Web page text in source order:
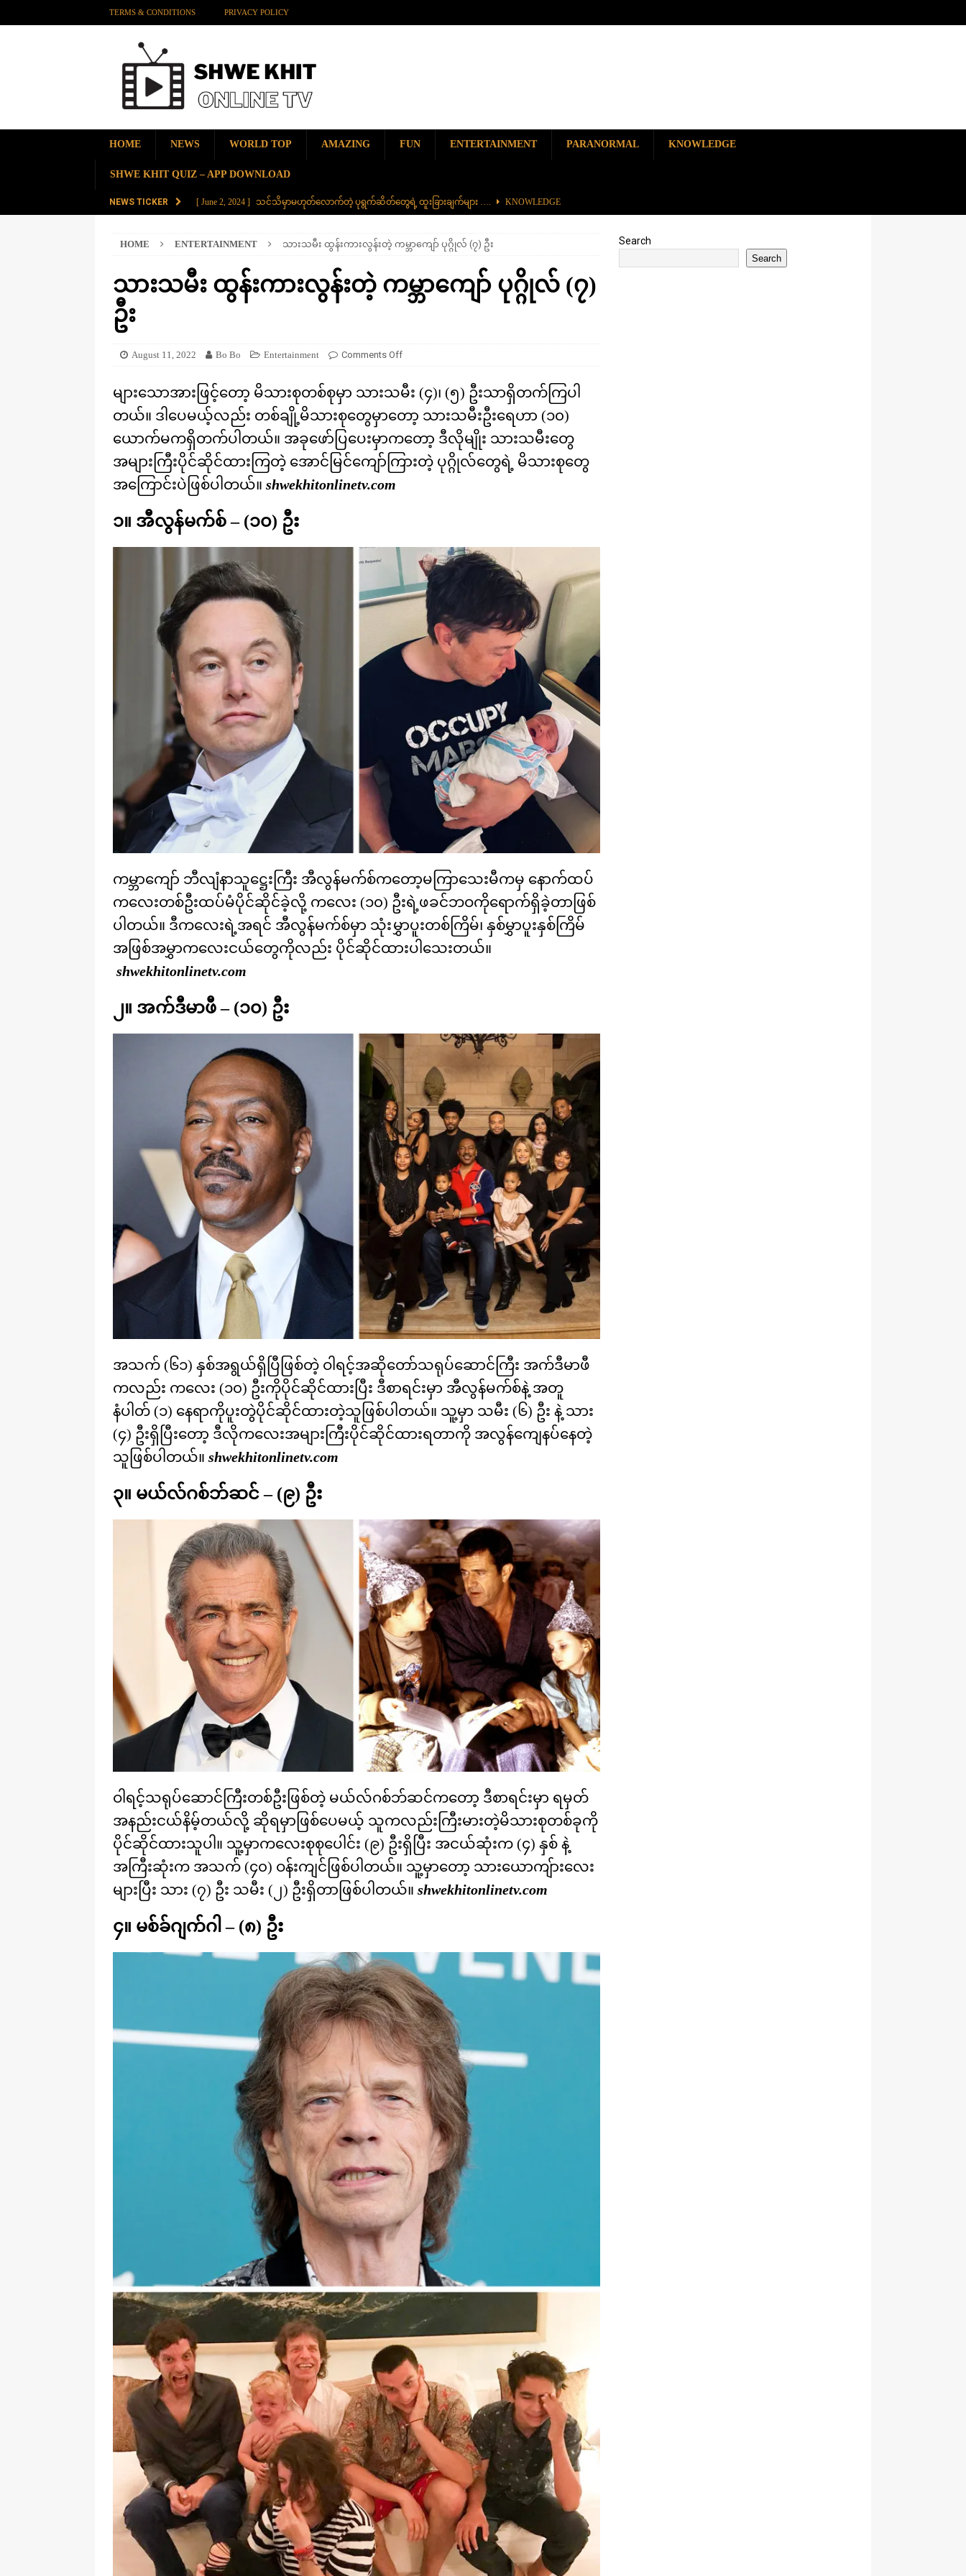
TERMS & CONDITIONS PRIVACY POLICY
HOME NEWS WORLD TOP AMAZING FUN ENTERTAINMENT PARANORMAL KNOWLEDGE
SHWE KHIT QUIZ – APP DOWNLOAD
NEWS TICKER [ June 2, 2024 ] သင်သိမှာမဟုတ်လောက်တဲ့ ပုရွက်ဆိတ်တွေရဲ့ ထူးခြားချက်များ …. KNOWLEDGE
[ November 28, 2023 ] ကမ္ဘာပေါ်မှာ တစ်ခုတည်းရှိတဲ့ စိတ်ကူးယဉ်ဆန်ဆန် ရေအောက်ပန်းခြံ AMAZING
[ November 28, 2023 ] တွဲပေါင်း (၆၀၀) ကျော်နဲ့ ကမ္ဘာ့အရှည်ဆုံး မီးရထားကြီး KNOWLEDGE
KNOWLEDGE
HOME ENTERTAINMENT သားသမီး ထွန်းကားလွန်းတဲ့ ကမ္ဘာကျော် ပုဂ္ဂိုလ် (၇) ဦး
သားသမီး ထွန်းကားလွန်းတဲ့ ကမ္ဘာကျော် ပုဂ္ဂိုလ် (၇)
ဦး
August 11, 2022 Bo Bo Entertainment Comments Off
များသောအားဖြင့်တော့ မိသားစုတစ်စုမှာ သားသမီး (၄)၊ (၅) ဦးသာရှိတက်ကြပါ
တယ်။ ဒါပေမယ့်လည်း တစ်ချို့မိသားစုတွေမှာတော့ သားသမီးဦးရေဟာ (၁၀)
ယောက်မကရှိတက်ပါတယ်။ အခုဖော်ပြပေးမှာကတော့ ဒီလိုမျိုး သားသမီးတွေ
အများကြီးပိုင်ဆိုင်ထားကြတဲ့ အောင်မြင်ကျော်ကြားတဲ့ ပုဂ္ဂိုလ်တွေရဲ့ မိသားစုတွေ
အကြောင်းပဲဖြစ်ပါတယ်။ shwekhitonlinetv.com
၁။ အီလွန်မက်စ် – (၁၀) ဦး
ကမ္ဘာကျော် ဘီလျံနာသူဋ္ဌေးကြီး အီလွန်မက်စ်ကတော့မကြာသေးမီကမှ နောက်ထပ်
ကလေးတစ်ဦးထပ်မံပိုင်ဆိုင်ခဲ့လို့ ကလေး (၁၀) ဦးရဲ့ဖခင်ဘဝကိုရောက်ရှိခဲ့တာဖြစ်
ပါတယ်။ ဒီကလေးရဲ့အရင် အီလွန်မက်စ်မှာ သုံးမွှာပူးတစ်ကြိမ်၊ နှစ်မွှာပူးနှစ်ကြိမ်
အဖြစ်အမွှာကလေးငယ်တွေကိုလည်း ပိုင်ဆိုင်ထားပါသေးတယ်။
shwekhitonlinetv.com
၂။ အက်ဒီမာဖီ – (၁၀) ဦး
အသက် (၆၁) နှစ်အရွယ်ရှိပြီဖြစ်တဲ့ ဝါရင့်အဆိုတော်သရုပ်ဆောင်ကြီး အက်ဒီမာဖီ
ကလည်း ကလေး (၁၀) ဦးကိုပိုင်ဆိုင်ထားပြီး ဒီစာရင်းမှာ အီလွန်မက်စ်နဲ့ အတူ
နံပါတ် (၁) နေရာကိုပူးတွဲပိုင်ဆိုင်ထားတဲ့သူဖြစ်ပါတယ်။ သူ့မှာ သမီး (၆) ဦး နဲ့ သား
(၄) ဦးရှိပြီးတော့ ဒီလိုကလေးအများကြီးပိုင်ဆိုင်ထားရတာကို အလွန်ကျေနပ်နေတဲ့
သူဖြစ်ပါတယ်။ shwekhitonlinetv.com
၃။ မယ်လ်ဂစ်ဘ်ဆင် – (၉) ဦး
ဝါရင့်သရုပ်ဆောင်ကြီးတစ်ဦးဖြစ်တဲ့ မယ်လ်ဂစ်ဘ်ဆင်ကတော့ ဒီစာရင်းမှာ ရမှတ်
အနည်းငယ်နိမ့်တယ်လို့ ဆိုရမှာဖြစ်ပေမယ့် သူကလည်းကြီးမားတဲ့မိသားစုတစ်ခုကို
ပိုင်ဆိုင်ထားသူပါ။ သူ့မှာကလေးစုစုပေါင်း (၉) ဦးရှိပြီး အငယ်ဆုံးက (၄) နှစ် နဲ့
အကြီးဆုံးက အသက် (၄၀) ဝန်းကျင်ဖြစ်ပါတယ်။ သူ့မှာတော့ သားယောကျ်ားလေး
များပြီး သား (၇) ဦး သမီး (၂) ဦးရှိတာဖြစ်ပါတယ်။ shwekhitonlinetv.com
၄။ မစ်ခ်ဂျက်ဂါ – (၈) ဦး
Search
Search